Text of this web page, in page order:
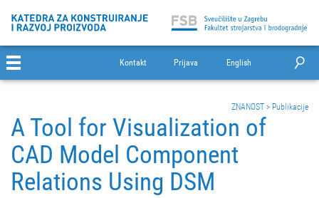
Kontakt Prijava English
ZNANOST > Publikacije
A Tool for Visualization of
CAD Model Component
Relations Using DSM